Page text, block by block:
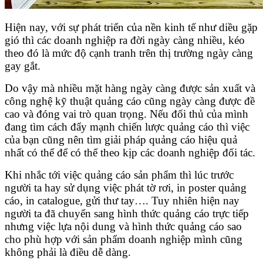
Hiện nay, với sự phát triển của nền kinh tế như diều gặp
gió thì các doanh nghiệp ra đời ngày càng nhiều, kéo
theo đó là mức độ cạnh tranh trên thị trường ngày càng
gay gắt.
Do vậy mà nhiều mặt hàng ngày càng được sản xuất và
công nghệ kỹ thuật quảng cáo cũng ngày càng được đề
cao và đóng vai trò quan trọng. Nếu đối thủ của mình
đang tìm cách đẩy mạnh chiến lược quảng cáo thì việc
của bạn cũng nên tìm giải pháp quảng cáo hiệu quả
nhất có thể để có thể theo kịp các doanh nghiệp đối tác.
Khi nhắc tới việc quảng cáo sản phẩm thì lúc trước
người ta hay sử dụng việc phát tờ rơi, in poster quảng
cáo, in catalogue, gửi thư tay…. Tuy nhiên hiện nay
người ta đã chuyển sang hình thức quảng cáo trực tiếp
nhưng việc lựa nội dung và hình thức quảng cáo sao
cho phù hợp với sản phẩm doanh nghiệp mình cũng
không phải là điều dễ dàng.